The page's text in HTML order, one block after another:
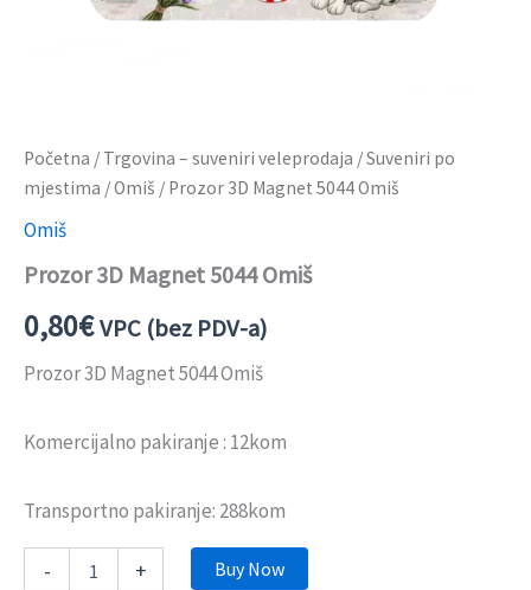
Početna / Trgovina – suveniri veleprodaja /Suveniri po
mjestima /Omiš / Prozor 3D Magnet 5044 Omiš
Omiš
Prozor 3D Magnet 5044 Omiš
0,80€VPC (bez PDV-a)
Prozor 3D Magnet 5044 Omiš
Komercijalno pakiranje : 12kom
Transportno pakiranje: 288kom
- + Buy Now